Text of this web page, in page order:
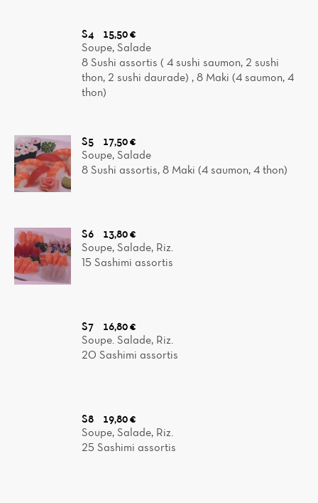
S4
15,50 €
Soupe, Salade
8 Sushi assortis ( 4 sushi saumon, 2 sushi
thon, 2 sushi daurade) , 8 Maki (4 saumon, 4
thon)
S5
17,50 €
Soupe, Salade
8 Sushi assortis, 8 Maki (4 saumon, 4 thon)
S6
13,80 €
Soupe, Salade, Riz.
15 Sashimi assortis
S7
16,80 €
Soupe. Salade, Riz.
20 Sashimi assortis
S8
19,80 €
Soupe, Salade, Riz.
25 Sashimi assortis